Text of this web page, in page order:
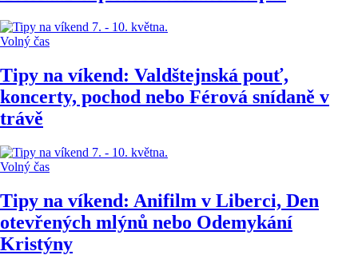
Volný čas
Tipy na víkend: Valdštejnská pouť,
koncerty, pochod nebo Férová snídaně v
trávě
Volný čas
Tipy na víkend: Anifilm v Liberci, Den
otevřených mlýnů nebo Odemykání
Kristýny